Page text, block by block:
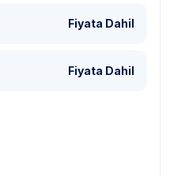
Fiyata Dahil
Fiyata Dahil